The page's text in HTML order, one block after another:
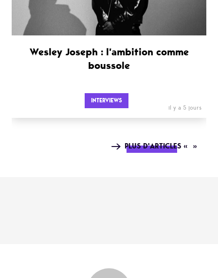
Wesley Joseph : l’ambition comme
boussole
INTERVIEWS
il y a 5 jours
PLUS D'ARTICLES « »